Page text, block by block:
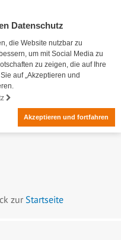
Datenschutz
die Website nutzbar zu
um mit Social Media zu
zu zeigen, die auf Ihre
auf „Akzeptieren und
Akzeptieren und fortfahren
zurStartseite